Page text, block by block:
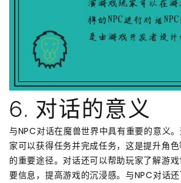
6. 对话的意义
与NPC对话在魔兽世界中具有重要的意义
家可以获得任务并完成任务，这是提升角
的重要途径。对话还可以帮助玩家了解游
要信息，提高游戏的沉浸感。与NPC对话